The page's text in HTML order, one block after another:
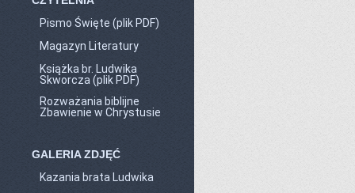
Pismo Święte (plik PDF)
Magazyn Literatury
Książka br. Ludwika
Skworcza (plik PDF)
Rozważania biblijne
Zbawienie w Chrystusie
GALERIA ZDJĘĆ
Kazania brata Ludwika